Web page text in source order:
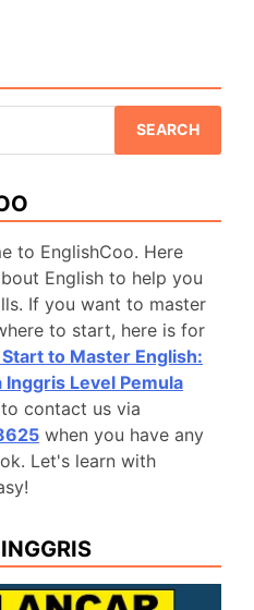
to EnglishCoo. Here
English to help you
If you want to master
to start, here is for
to Master English:
Inggris Level Pemula
to contact us via
when you have any
Let's learn with